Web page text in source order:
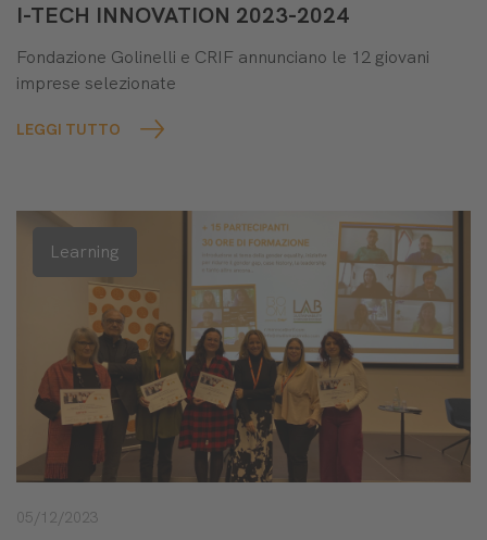
I-TECH INNOVATION 2023-2024
Fondazione Golinelli e CRIF annunciano le 12 giovani
imprese selezionate
LEGGI TUTTO
Learning
05/12/2023